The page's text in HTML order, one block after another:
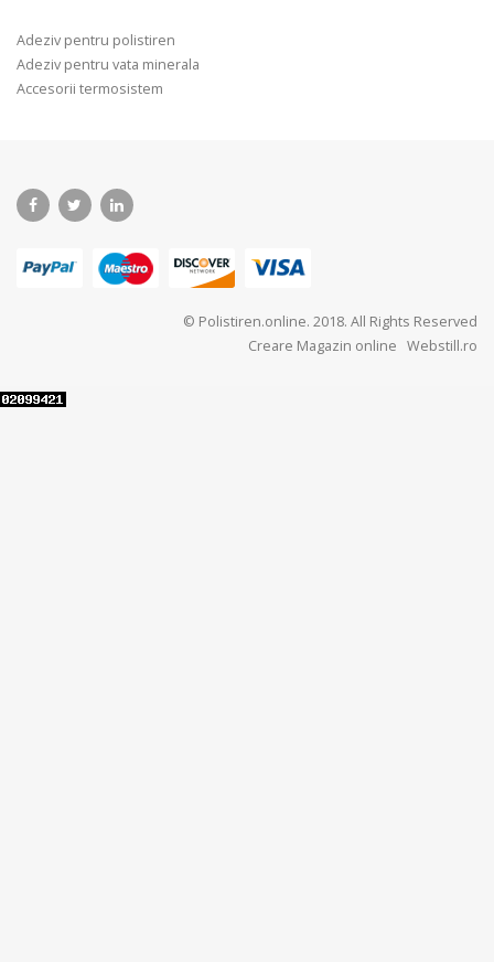
Adeziv pentru polistiren
Adeziv pentru vata minerala
Accesorii termosistem
© Polistiren.online. 2018. All Rights Reserved
Creare Magazin online Webstill.ro